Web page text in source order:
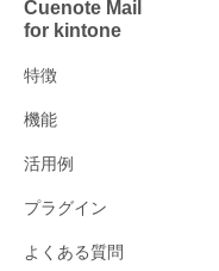
Cuenote Mail
for kintone
特徴
機能
活用例
プラグイン
よくある質問